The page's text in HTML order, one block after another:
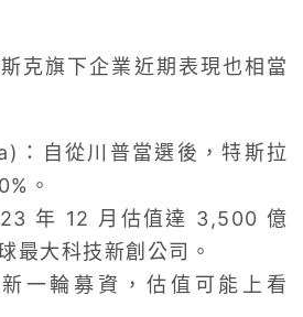
克旗下企業近期表現也相當
：自從川普當選後，特斯拉
。
年 12 月估值達 3,500 億
最大科技新創公司。
一輪募資，估值可能上看